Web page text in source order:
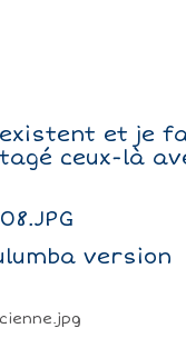
et je
ceux-là
version